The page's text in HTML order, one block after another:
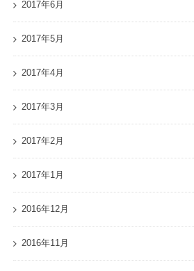
2017年6月
2017年5月
2017年4月
2017年3月
2017年2月
2017年1月
2016年12月
2016年11月